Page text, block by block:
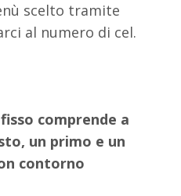
scelto tramite
al numero di cel.
comprende a
un primo e un
contorno